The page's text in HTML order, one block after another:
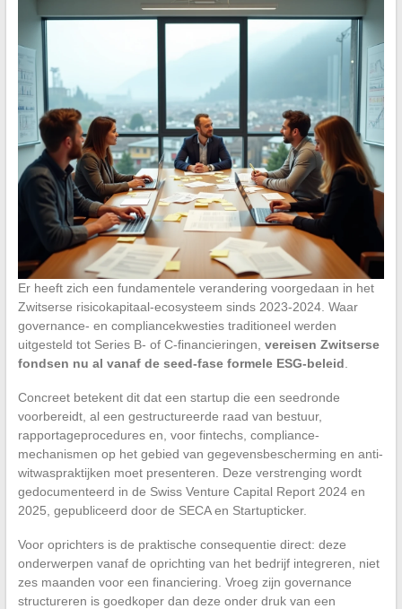
Er heeft zich een fundamentele verandering voorgedaan in het
Zwitserse risicokapitaal-ecosysteem sinds 2023-2024. Waar
governance- en compliancekwesties traditioneel werden
uitgesteld tot Series B- of C-financieringen, vereisen Zwitserse
fondsen nu al vanaf de seed-fase formele ESG-beleid
Concreet betekent dit dat een startup die een seedronde
voorbereidt, al een gestructureerde raad van bestuur,
rapportageprocedures en, voor fintechs, compliance-
mechanismen op het gebied van gegevensbescherming en anti-
witwaspraktijken moet presenteren. Deze verstrenging wordt
gedocumenteerd in de Swiss Venture Capital Report 2024 en
2025, gepubliceerd door de SECA en Startupticker.
Voor oprichters is de praktische consequentie direct: deze
onderwerpen vanaf de oprichting van het bedrijf integreren, niet
zes maanden voor een financiering. Vroeg zijn governance
structureren is goedkoper dan deze onder druk van een